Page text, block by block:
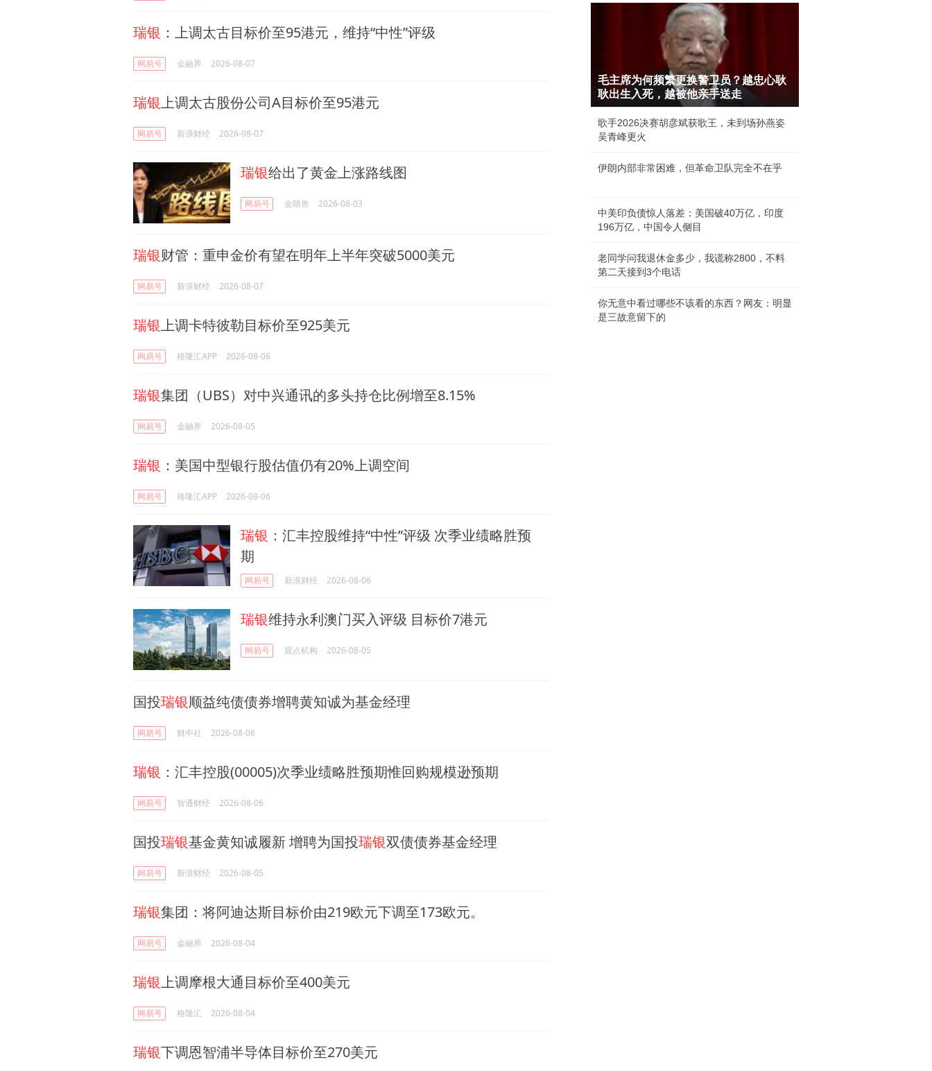
瑞银 ：上调太古目标价至95港元，维持“中性”评级
网易号 金融界 2026-08-07
瑞银上调太古股份公司A目标价至95港元
网易号 新浪财经 2026-08-07
瑞银给出了黄金上涨路线图
网易号 金睛兽 2026-08-03
瑞银财管：重申金价有望在明年上半年突破5000美元
网易号 新浪财经 2026-08-07
瑞银上调卡特彼勒目标价至925美元
网易号 格隆汇APP 2026-08-06
瑞银集团（UBS）对中兴通讯的多头持仓比例增至8.15%
网易号 金融界 2026-08-05
瑞银 ：美国中型银行股估值仍有20%上调空间
网易号 格隆汇APP 2026-08-06
瑞银 ：汇丰控股维持“中性”评级 次季业绩略胜预
期
网易号 新浪财经 2026-08-06
瑞银维持永利澳门买入评级 目标价7港元
网易号 观点机构 2026-08-05
国投瑞银顺益纯债债券增聘黄知诚为基金经理
网易号 财中社 2026-08-06
瑞银 ：汇丰控股(00005)次季业绩略胜预期惟回购规模逊预期
网易号 智通财经 2026-08-06
国投瑞银基金黄知诚履新 增聘为国投瑞银双债债券基金经理
网易号 新浪财经 2026-08-05
瑞银集团：将阿迪达斯目标价由219欧元下调至173欧元。
网易号 金融界 2026-08-04
瑞银上调摩根大通目标价至400美元
网易号 格隆汇 2026-08-04
瑞银下调恩智浦半导体目标价至270美元
2
3
毛主席为何频繁更换警卫员？越忠心耿
耿出生入死，越被他亲手送走
歌手2026决赛胡彦斌获歌王，未到场孙燕姿
吴青峰更火
伊朗内部非常困难，但革命卫队完全不在乎
中美印负债惊人落差：美国破40万亿，印度
196万亿，中国令人侧目
老同学问我退休金多少，我谎称2800，不料
第二天接到3个电话
你无意中看过哪些不该看的东西？网友：明显
是三故意留下的